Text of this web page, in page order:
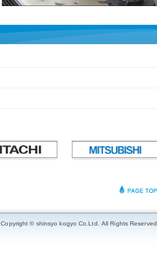
Copyright © shinsyo kogyo Co.Ltd. All Rights Reserved.